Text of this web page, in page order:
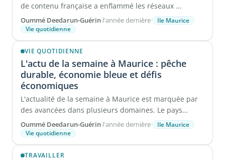
de contenu française a enflammé les réseaux ...
Oummé Deedarun-Guérin·l'année dernière·
Ile Maurice
Vie quotidienne
VIE QUOTIDIENNE
L'actu de la semaine à Maurice : pêche
durable, économie bleue et défis
économiques
L'actualité de la semaine à Maurice est marquée par
des avancées dans plusieurs domaines. Le pays
renforce la lutte ...
Oummé Deedarun-Guérin·l'année dernière·
Ile Maurice
Vie quotidienne
TRAVAILLER